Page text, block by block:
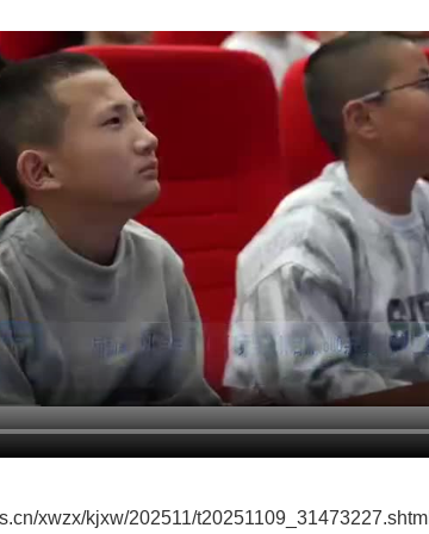
xwzx/kjxw/202511/t20251109_31473227.shtml